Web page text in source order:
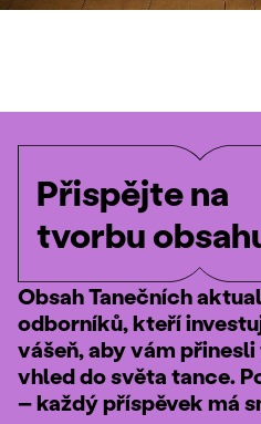
Přispějte na
tvorbu
Obsah Tanečních
odborníků, kteří
vášeň, aby vám
vhled do světa tance.
– každý příspěvek má